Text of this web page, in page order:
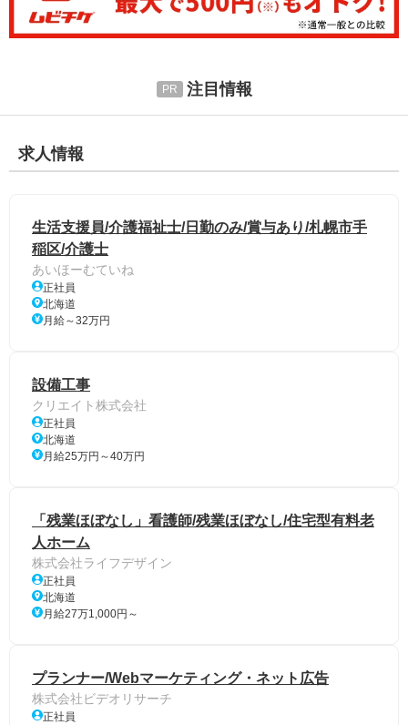
注目情報
求人情報
生活支援員/介護福祉士/日勤のみ/賞与あり/札幌市手
稲区/介護士
あいほーむていね
正社員
北海道
月給～32万円
設備工事
クリエイト株式会社
正社員
北海道
月給25万円～40万円
「残業ほぼなし」看護師/残業ほぼなし/住宅型有料老
人ホーム
株式会社ライフデザイン
正社員
北海道
月給27万1,000円～
プランナー/Webマーケティング・ネット広告
株式会社ビデオリサーチ
正社員